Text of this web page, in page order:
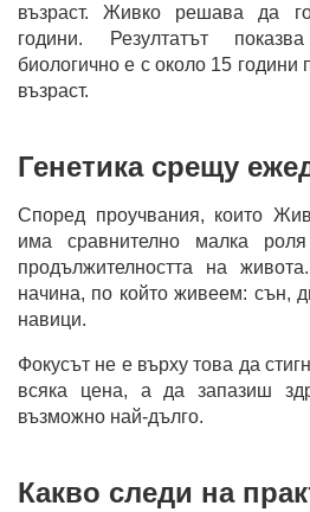
възраст. Живко решава да
години. Резултатът
биологично е с около 15 години
възраст.
Генетика срещу
Според проучвания, които
има сравнително малка
продължителността на
начина, по който живеем: сън,
навици.
Фокусът не е върху това да
всяка цена, а да запазиш
възможно най-дълго.
Какво следи на